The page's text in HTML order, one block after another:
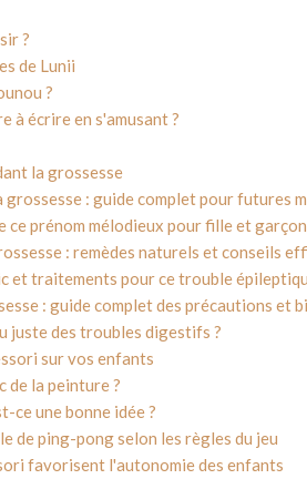
?
de Lunii
?
à écrire en s'amusant ?
la grossesse
: guide complet pour futures
prénom mélodieux pour fille et garçon
: remèdes naturels et conseils
et traitements pour ce trouble
: guide complet des précautions et
juste des troubles digestifs ?
sur vos enfants
de la peinture ?
ce une bonne idée ?
de ping-pong selon les règles du jeu
favorisent l'autonomie des enfants